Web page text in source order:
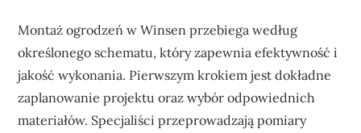
Montaż ogrodzeń w Winsen przebiega według
określonego schematu, który zapewnia efektywność i
jakość wykonania. Pierwszym krokiem jest dokładne
zaplanowanie projektu oraz wybór odpowiednich
materiałów. Specjaliści przeprowadzają pomiary